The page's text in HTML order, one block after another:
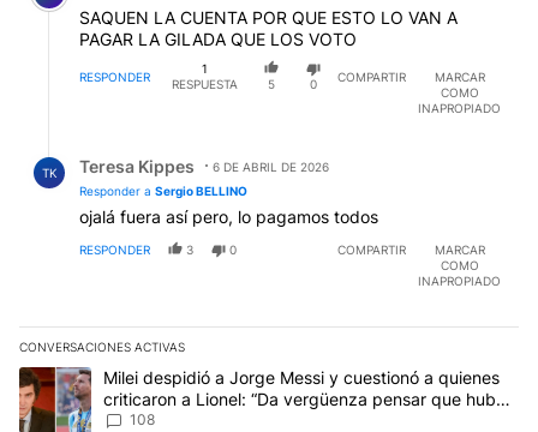
SAQUEN LA CUENTA POR QUE ESTO LO VAN A
PAGAR LA GILADA QUE LOS VOTO
RESPONDER
1
RESPUESTA
5 0
COMPARTIR
MARCAR
COMO
INAPROPIADO
TK Teresa Kippes
6 DE ABRIL DE 2026
Responder a Sergio BELLINO
ojalá fuera así pero, lo pagamos todos
RESPONDER 3 0 COMPARTIR
MARCAR
COMO
INAPROPIADO
CONVERSACIONES ACTIVAS
Este listado muestra los artículos con más comentarios en los
Un artículo de tendencia con el título "Milei despidió a Jorge
Milei despidió a Jorge Messi y cuestionó a quienes
criticaron a Lionel: “Da vergüenza pensar que hubo
anti-Messi”
108